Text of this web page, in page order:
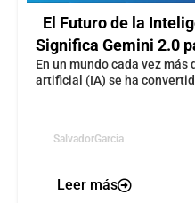
El Futuro de la
Significa Gemini 2.0
En un mundo cada vez
artificial (IA) se ha
SalvadorGarcia
Leer más